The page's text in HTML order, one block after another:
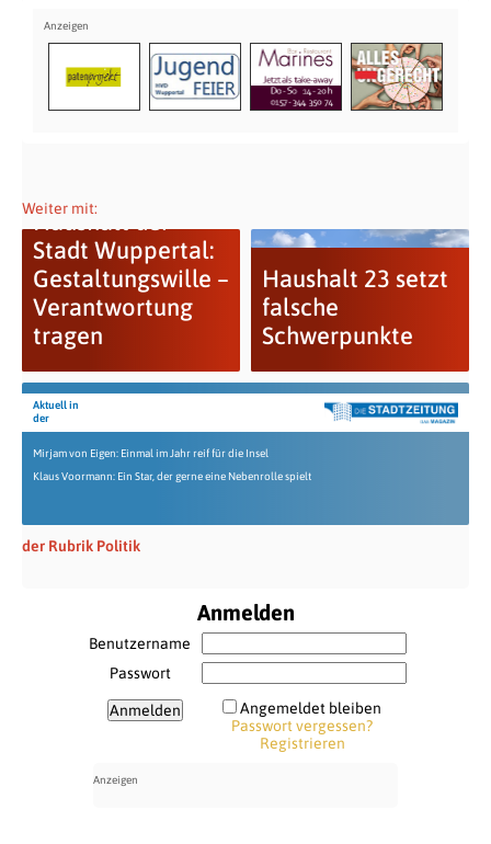
Weiter mit:
Haushalt der
Stadt Wuppertal:
Gestaltungswille –
Verantwortung
tragen
Haushalt 23 setzt
falsche
Schwerpunkte
Aktuell in
der
Mirjam von Eigen: Einmal im Jahr reif für die Insel
Klaus Voormann: Ein Star, der gerne eine Nebenrolle spielt
der Rubrik Politik
Anmelden
Benutzername
Passwort
Angemeldet bleiben
Passwort vergessen?
Registrieren